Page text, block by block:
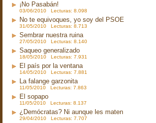
¡No Pasabán!
03/06/2010 Lecturas: 8.098
No te equivoques, yo soy del PSOE
31/05/2010 Lecturas: 8.713
Sembrar nuestra ruina
27/05/2010 Lecturas: 8.140
Saqueo generalizado
18/05/2010 Lecturas: 7.931
El país por la ventana
14/05/2010 Lecturas: 7.881
La falange garzonita
11/05/2010 Lecturas: 7.863
El sopapo
11/05/2010 Lecturas: 8.137
¿Demócratas? Ni aunque les maten
29/04/2010 Lecturas: 7.707